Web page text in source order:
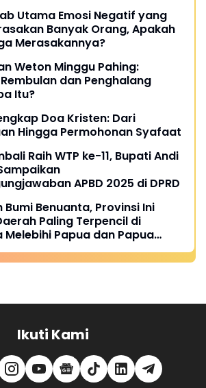
Utama Emosi Negatif yang
Banyak Orang, Apakah
Merasakannya?
Weton Minggu Pahing:
dan Penghalang
Itu?
Doa Kristen: Dari
Hingga Permohonan Syafaat
Raih WTP ke-11, Bupati Andi
APBD 2025 di DPRD
Bumi Benuanta, Provinsi Ini
Paling Terpencil di
Melebihi Papua dan Papua
Ikuti Kami